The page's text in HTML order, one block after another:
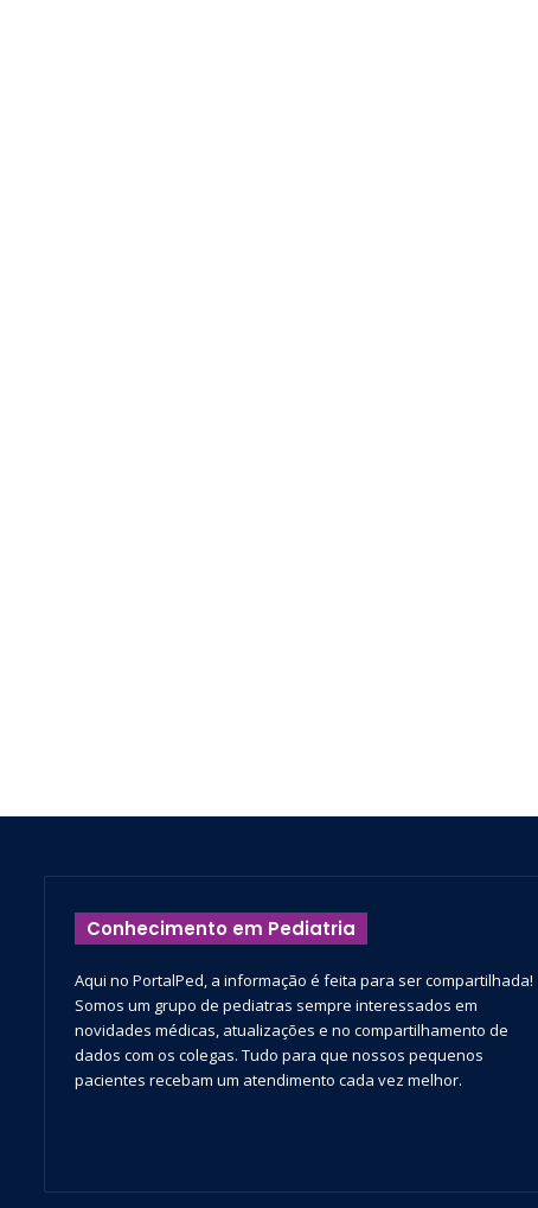
Conhecimento em Pediatria
Aqui no PortalPed, a informação é feita para ser compartilhada!
Somos um grupo de pediatras sempre interessados em
novidades médicas, atualizações e no compartilhamento de
dados com os colegas. Tudo para que nossos pequenos
pacientes recebam um atendimento cada vez melhor.